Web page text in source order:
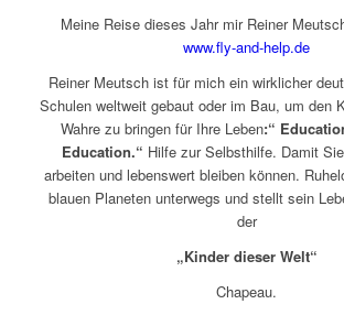
Meine Reise dieses Jahr mir Reiner
www.fly-and-help.de
Reiner Meutsch ist für mich ein wirklicher
Schulen weltweit gebaut oder im Bau, um den
Wahre zu bringen für Ihre Leben:“
Education.“ Hilfe zur Selbsthilfe. Damit
arbeiten und lebenswert bleiben können.
blauen Planeten unterwegs und stellt sein
der
„Kinder dieser Welt“
Chapeau.